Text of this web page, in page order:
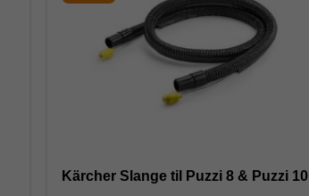
Kärcher Slange til Puzzi 8 & Puzzi 10